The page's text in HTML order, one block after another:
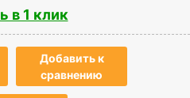
в 1 клик
Добавить к
сравнению